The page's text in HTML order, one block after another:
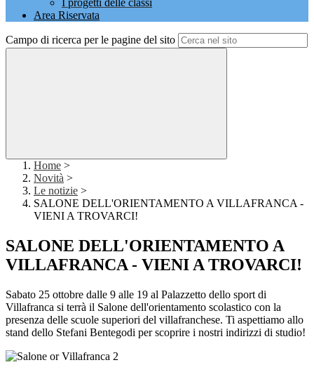
I progetti delle classi
Area Riservata
Campo di ricerca per le pagine del sito
Home >
Novità >
Le notizie >
SALONE DELL'ORIENTAMENTO A VILLAFRANCA -
VIENI A TROVARCI!
SALONE DELL'ORIENTAMENTO A
VILLAFRANCA - VIENI A TROVARCI!
Sabato 25 ottobre dalle 9 alle 19 al Palazzetto dello sport di
Villafranca si terrà il Salone dell'orientamento scolastico con la
presenza delle scuole superiori del villafranchese. Ti aspettiamo allo
stand dello Stefani Bentegodi per scoprire i nostri indirizzi di studio!